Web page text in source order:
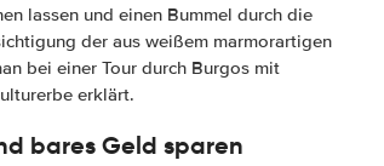
lassen und einen Bummel durch die
der aus weißem marmorartigen
bei einer Tour durch Burgos mit
erklärt.
bares Geld sparen